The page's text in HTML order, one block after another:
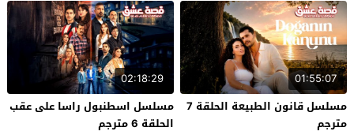
01:55:07
مسلسل قانون الطبيعة الحلقة 7
مترجم
02:18:29
مسلسل اسطنبول راسا على عقب
الحلقة 6 مترجم